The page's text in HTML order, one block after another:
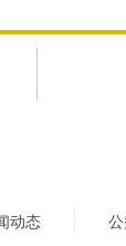
动态 公